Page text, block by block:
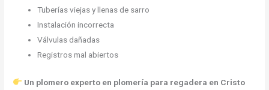
Tuberías viejas y llenas de sarro
Instalación incorrecta
Válvulas dañadas
Registros mal abiertos
Un plomero experto en plomería para regadera en Cristo